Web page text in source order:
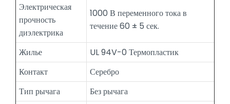
Электрическая
прочность
диэлектрика
1000 В переменного тока в
течение 60 ± 5 сек.
Жилье
UL 94V-0 Термопластик
Контакт
Серебро
Тип рычага
Без рычага